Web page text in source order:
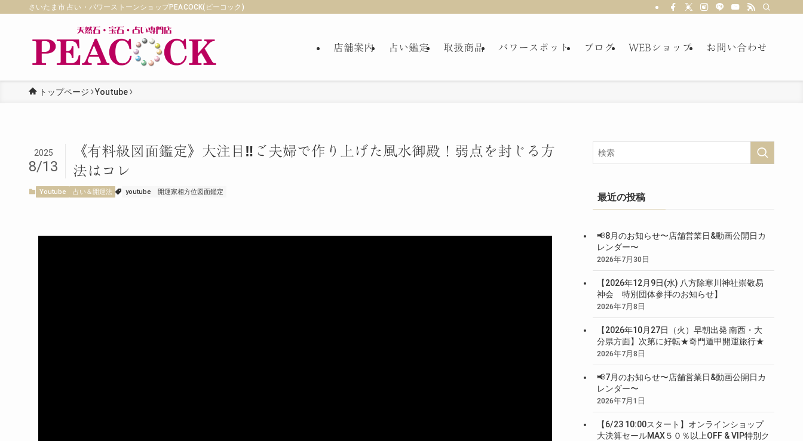
さいたま市 占い・パワーストーンショップPEACOCK(ピーコック)
店舗案内 占い鑑定 取扱商品 パワースポット ブログ WEBショップ お問い合わせ
トップページ Youtube
《有料級図面鑑定》大注目‼️ご夫婦で作り上げた風水御殿！弱点を封じる方
法はコレ
2025
8/13
Youtube 占い＆開運法 youtube 開運家相方位図面鑑定 最近の投稿
📢8月のお知らせ〜店舗営業日&動画公開日カ
レンダー〜
2026年7月30日
【2026年12月9日(水) 八方除寒川神社崇敬易
神会 特別団体参拝のお知らせ】
2026年7月8日
【2026年10月27日（火）早朝出発 南西・大
分県方面】次第に好転★奇門遁甲開運旅行★
2026年7月8日
📢7月のお知らせ〜店舗営業日&動画公開日カ
レンダー〜
2026年7月1日
【6/23 10:00スタート】オンラインショップ
大決算セールMAX５０％以上OFF & VIP特別ク